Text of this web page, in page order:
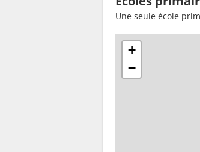
Une seule école
+
−